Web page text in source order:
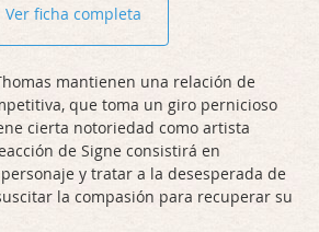
Ver ficha completa
mantienen una relación de
que toma un giro pernicioso
cierta notoriedad como artista
de Signe consistirá en
y tratar a la desesperada de
la compasión para recuperar su